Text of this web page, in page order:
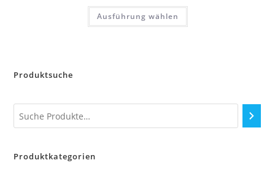
Ausführung wählen
Dieses
weist
Produktseite
Produktsuche
Produktkategorien